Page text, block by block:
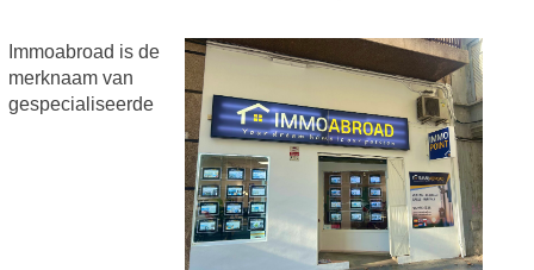
Immoabroad is de
merknaam van
gespecialiseerde